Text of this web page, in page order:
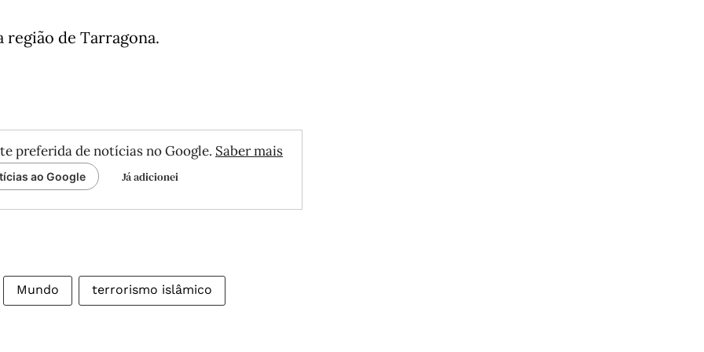
região de Tarragona.
preferida de notícias no Google. Saber mais
ao Google Já adicionei
Mundo terrorismo islâmico